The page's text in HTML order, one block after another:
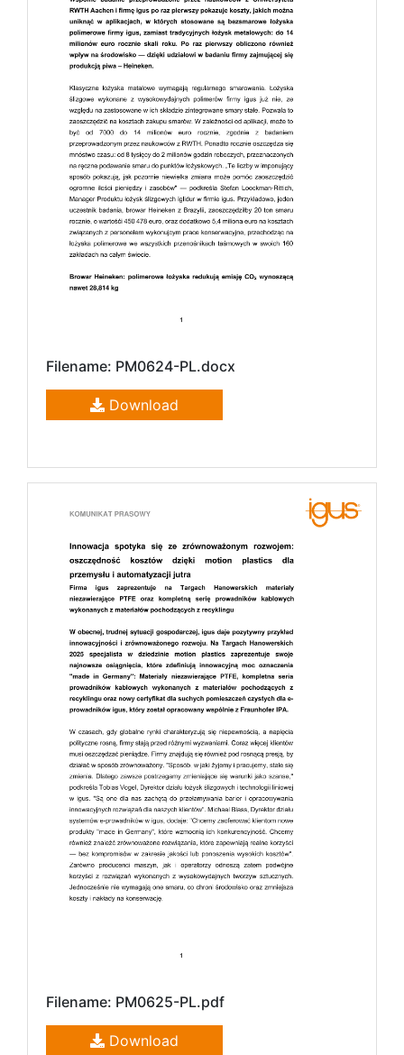
Filename: PM0624-PL.docx
Download
Filename: PM0625-PL.pdf
Download